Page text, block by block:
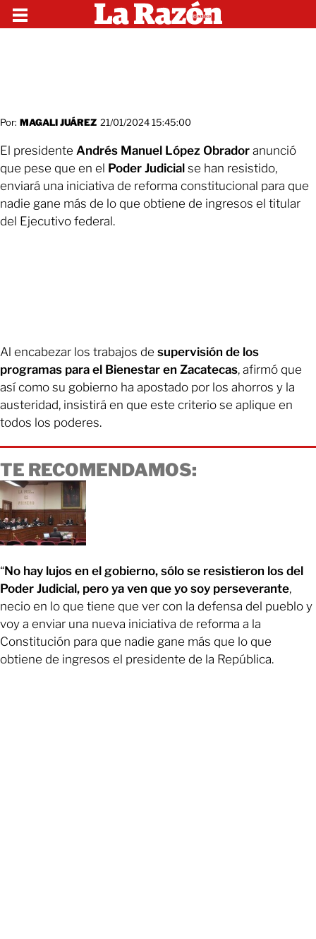
Por: MAGALI JUÁREZ 21/01/2024 15:45:00
El presidente Andrés Manuel López Obrador anunció
que pese que en el Poder Judicial se han resistido,
enviará una iniciativa de reforma constitucional para que
nadie gane más de lo que obtiene de ingresos el titular
del Ejecutivo federal.
Al encabezar los trabajos de supervisión de los
programas para el Bienestar en Zacatecas, afirmó que
así como su gobierno ha apostado por los ahorros y la
austeridad, insistirá en que este criterio se aplique en
todos los poderes.
TE RECOMENDAMOS:
“No hay lujos en el gobierno, sólo se resistieron los del
Poder Judicial, pero ya ven que yo soy perseverante,
necio en lo que tiene que ver con la defensa del pueblo y
voy a enviar una nueva iniciativa de reforma a la
Constitución para que nadie gane más que lo que
obtiene de ingresos el presidente de la República.